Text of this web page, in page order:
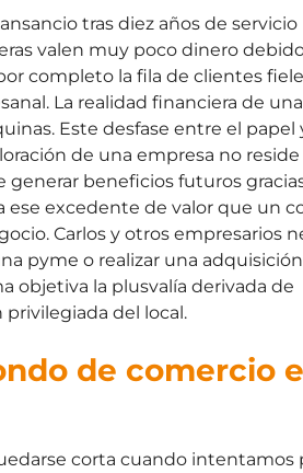
tras diez años de servicio
valen muy poco dinero
completo la fila de clientes
La realidad financiera de
Este desfase entre el papel
de una empresa no reside
beneficios futuros
excedente de valor que un
Carlos y otros empresarios
pyme o realizar una adquisición
objetiva la plusvalía derivada de
del local.
de comercio
corta cuando intentamos